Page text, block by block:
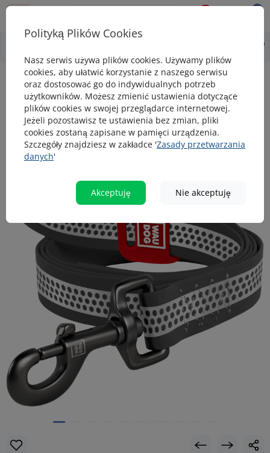
0
Smycze Smycz dla psa wodoodporna WAUDOG Waterproof,
Smycz dla psa wodoodporna WAUDOG
Waterproof, odblaskowa, szara
0
Polityką Plików Cookies
Nasz serwis używa plików cookies. Używamy plików
cookies, aby ułatwić korzystanie z naszego serwisu
oraz dostosować go do indywidualnych potrzeb
użytkowników. Możesz zmienić ustawienia dotyczące
plików cookies w swojej przeglądarce internetowej.
Jeżeli pozostawisz te ustawienia bez zmian, pliki
cookies zostaną zapisane w pamięci urządzenia.
Szczegóły znajdziesz w zakładce 'Zasady przetwarzania
danych'
Akceptuję Nie akceptuję